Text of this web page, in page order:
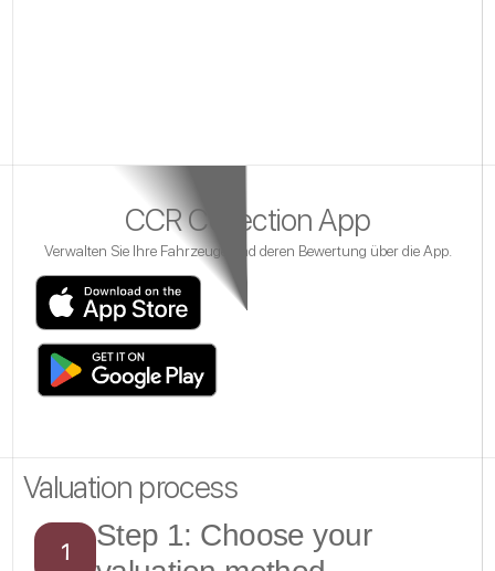
CCR Collection App
Verwalten Sie Ihre Fahrzeuge und deren Bewertung über die App.
Valuation process
1
Step 1: Choose your